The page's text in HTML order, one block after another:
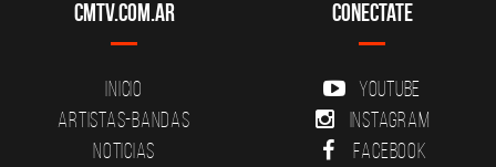
CMTV.com.ar
Inicio
Artistas-Bandas
Noticias
Conectate
YouTube
Instagram
Facebook